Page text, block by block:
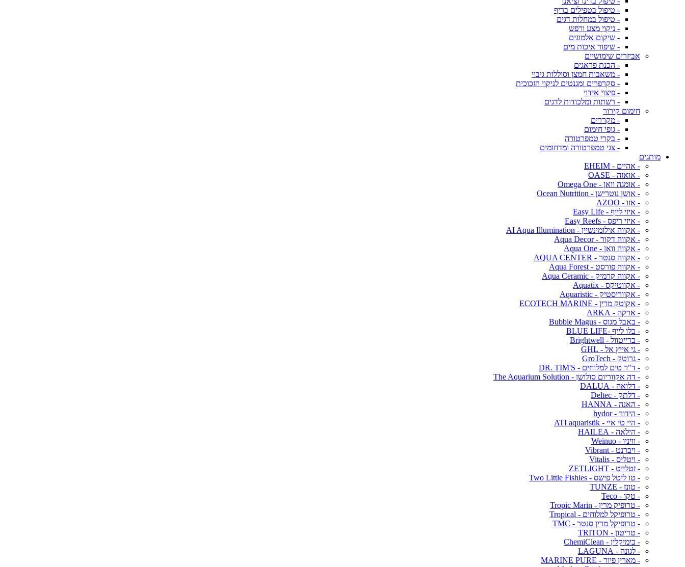
- טיפול בטפילים בריף
- טיפול במחלות דגים
- ניקוי מצע ורפש
- שיקום אלמוגים
- שיפור איכות מים
אביזרים שימושיים
- הכנת פראגים
- משאבות חמצן וסוללות גיבוי
- סקרפרים ומגנטים לניקוי הזכוכית
- פיצוי אידוי
- רשתות ומלכודות לדגים
חימום קירור
- מקררים
- גופי חימום
- בקרי טמפרטורה
- צגי טמפרטורה ומדחומים
מותגים
- אהיים - EHEIM
- אואזה - OASE
- אומגה וואן - Omega One
- אושן נוטרישן - Ocean Nutrition
- אזו - AZOO
- איזי לייף - Easy Life
- איזי ריפס - Easy Reefs
- אקווה אילומינשיין - AI Aqua Illumination
- אקווה דקור - Aqua Decor
- אקווה וואן - Aqua One
- אקווה סנטר - AQUA CENTER
- אקווה פורסט - Aqua Forest
- אקווה קרמיק - Aqua Ceramic
- אקווטיקס - Aquatix
- אקווריסטיק - Aquaristic
- אקוטק מרין - ECOTECH MARINE
- ארקה - ARKA
- באבל מגוס - Bubble Magus
- בלו לייף -BLUE LIFE
- ברייטוול - Brightwell
- גי אייץ אל - GHL
- גרוטק - GroTech
- ד"ר טים למלוחים - DR. TIM'S
- דה אקווריום סולושן - The Aquarium Solution
- דלואה - DALUA
- דלתק - Deltec
- האנה - HANNA
- הידור - hydor
- היי טי איי - ATI aquaristik
- הילאה - HAILEA
- וויניו - Weinuo
- ויברנט - Vibrant
- ויטליס - Vitalis
- זטלייט - ZETLIGHT
- טו ליטל פישס - Two Little Fishies
- טונז - TUNZE
- טקו - Teco
- טרופיק מרין - Tropic Marin
- טרופיקל למלוחים - Tropical
- טרופיקל מרין סנטר - TMC
- טריטון - TRITON
- כימיקלין - ChemiClean
- לגונה - LAGUNA
- מארין פיור - MARINE PURE